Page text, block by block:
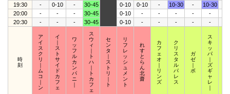
19:30
- 0-10 - 30-45 0-10 0-10 - 10-30 - 10-30
20:00
- - - 30-45 0-10 - - - - -
20:30
- - - 30-45 0-10 - - - - -
時
刻
ア
イ
ス
ク
リ
ム
コ
ン
イ
ス
ト
サ
イ
ド
カ
フ
ェ
ワ
ッ
フ
ル
カ
ン
パ
ニ
ス
ウ
ィ
ト
ハ
ト
カ
フ
ェ
セ
ン
タ
ス
ト
リ
ト
リ
フ
レ
ッ
シ
ュ
メ
ン
ト
れ
す
と
ら
ん
北
齋
カ
フ
ェ
オ
リ
ン
ズ
ク
リ
ス
タ
ル
パ
レ
ス
ガ
ゼ
ボ
ス
キ
ッ
パ
ズ
ギ
ャ
レ